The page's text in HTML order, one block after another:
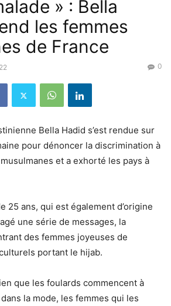
» : Bella
les femmes
de France
0
Bella Hadid s’est rendue sur
pour dénoncer la discrimination à
et a exhorté les pays à
25 ans, qui est également d’origine
une série de messages, la
des femmes joyeuses de
portant le hijab.
que les foulards commencent à
la mode, les femmes qui les